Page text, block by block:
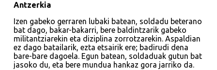
Antzerkia
Izen gabeko gerraren lubaki batean, soldadu beterano
bat dago, bakar-bakarri, bere baldintzarik gabeko
militantziarekin eta diziplina zorrotzarekin. Aspaldian
ez dago batailarik, ezta etsairik ere; badirudi dena
bare-bare dagoela. Egun batean, soldaduak gutun bat
jasoko du, eta bere mundua hankaz gora jarriko da.